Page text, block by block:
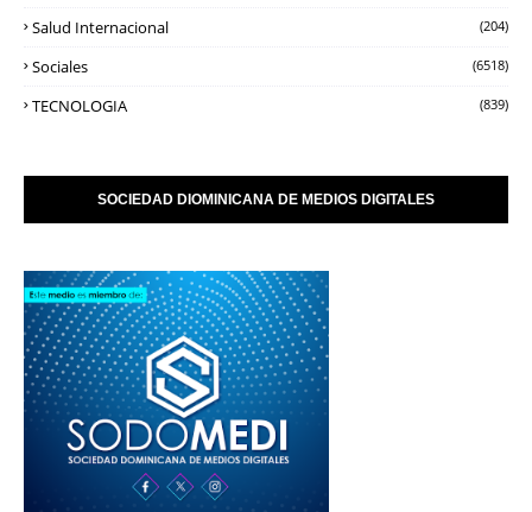
Salud Internacional (204)
Sociales (6518)
TECNOLOGIA (839)
SOCIEDAD DIOMINICANA DE MEDIOS DIGITALES